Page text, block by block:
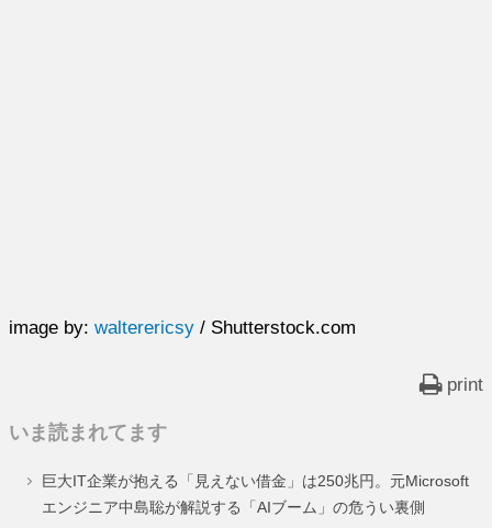
image by:walterericsy / Shutterstock.com
print
いま読まれてます
巨大IT企業が抱える「見えない借金」は250兆円。元Microsoft
エンジニア中島聡が解説する「AIブーム」の危うい裏側